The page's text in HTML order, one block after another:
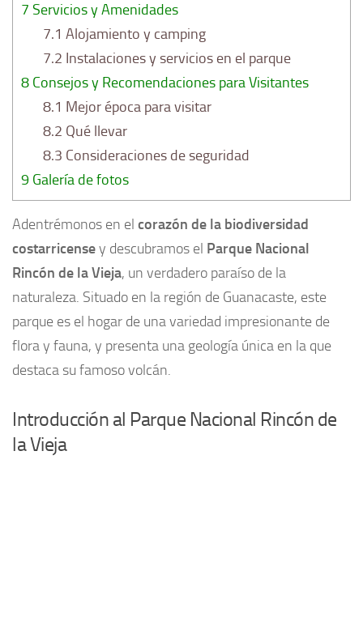
7 Servicios y Amenidades
7.1 Alojamiento y camping
7.2 Instalaciones y servicios en el parque
8 Consejos y Recomendaciones para Visitantes
8.1 Mejor época para visitar
8.2 Qué llevar
8.3 Consideraciones de seguridad
9 Galería de fotos
Adentrémonos en el corazón de la biodiversidad
costarricensey descubramos el Parque Nacional
Rincón de la Vieja, un verdadero paraíso de la
naturaleza. Situado en la región de Guanacaste, este
parque es el hogar de una variedad impresionante de
flora y fauna, y presenta una geología única en la que
destaca su famoso volcán.
Introducción al Parque Nacional Rincón de
la Vieja